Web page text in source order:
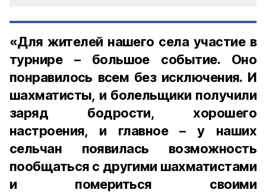
«Для жителей нашего села участие в
турнире – большое событие. Оно
понравилось всем без исключения. И
шахматисты, и болельщики получили
заряд бодрости, хорошего
настроения, и главное – у наших
сельчан появилась возможность
пообщаться с другими шахматистами
и помериться своими